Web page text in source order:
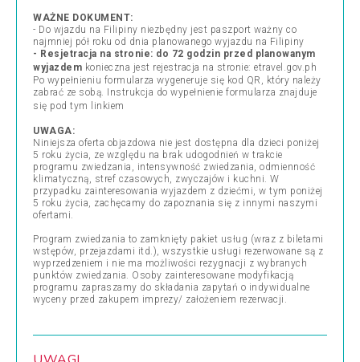
WAŻNE DOKUMENT:
- Do wjazdu na Filipiny niezbędny jest paszport ważny co
najmniej pół roku od dnia planowanego wyjazdu na Filipiny
- Resjetracja na stronie: do 72 godzin przed planowanym
wyjazdem konieczna jest rejestracja na stronie: etravel.gov.ph
Po wypełnieniu formularza wygeneruje się kod QR, który należy
zabrać ze sobą. Instrukcja do wypełnienie formularza znajduje
się pod tym linkiem
UWAGA:
Niniejsza oferta objazdowa nie jest dostępna dla dzieci poniżej
5 roku życia, ze względu na brak udogodnień w trakcie
programu zwiedzania, intensywność zwiedzania, odmienność
klimatyczną, stref czasowych, zwyczajów i kuchni. W
przypadku zainteresowania wyjazdem z dziećmi, w tym poniżej
5 roku życia, zachęcamy do zapoznania się z innymi naszymi
ofertami.
Program zwiedzania to zamknięty pakiet usług (wraz z biletami
wstępów, przejazdami itd.), wszystkie usługi rezerwowane są z
wyprzedzeniem i nie ma możliwości rezygnacji z wybranych
punktów zwiedzania. Osoby zainteresowane modyfikacją
programu zapraszamy do składania zapytań o indywidualne
wyceny przed zakupem imprezy/ założeniem rezerwacji.